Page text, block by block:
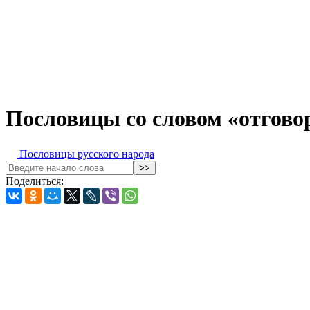
Пословицы со словом
Пословицы русского народа
Поделиться: